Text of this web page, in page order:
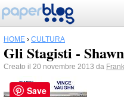
HOME › CULTURA
Gli Stagisti -
Creato il 20 novembre 2013 da
Save